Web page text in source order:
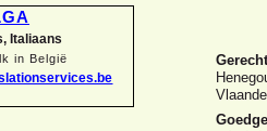
Italiaans
in België